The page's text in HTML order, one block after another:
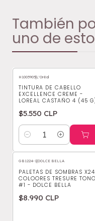
También
uno de
H1005905|L'Oréal
TINTURA DE CABELLO
EXCELLENCE CREME -
LOREAL CASTAÑO 4 (45
$5.550 CLP
Cantidad
GB1224-1|DOLCE BELLA
PALETAS DE SOMBRAS X24
COLOORES TRESURE TONO
#1 - DOLCE BELLA
$8.990 CLP